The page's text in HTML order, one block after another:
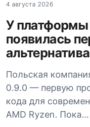
4 августа 2026
У платформы
появилась
Польская
0.9.0 — первую
кода для
AMD Ryzen. Пока…